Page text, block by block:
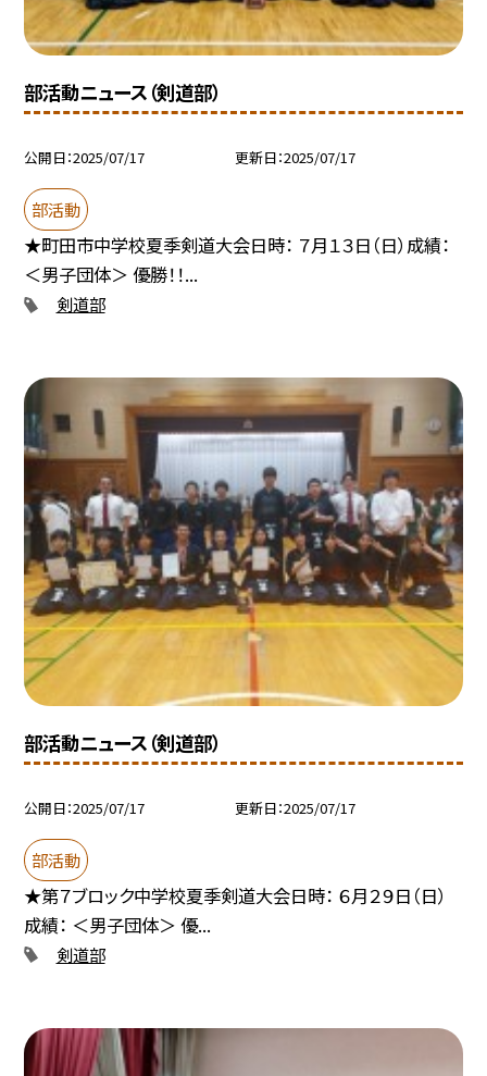
部活動ニュース（剣道部）
公開日 2025/07/17 更新日 2025/07/17
部活動
★町田市中学校夏季剣道大会日時： ７月１３日（日）成績：
＜男子団体＞ 優勝！！...
剣道部
部活動ニュース（剣道部）
公開日 2025/07/17 更新日 2025/07/17
部活動
★第７ブロック中学校夏季剣道大会日時： ６月２９日（日）
成績： ＜男子団体＞ 優...
剣道部